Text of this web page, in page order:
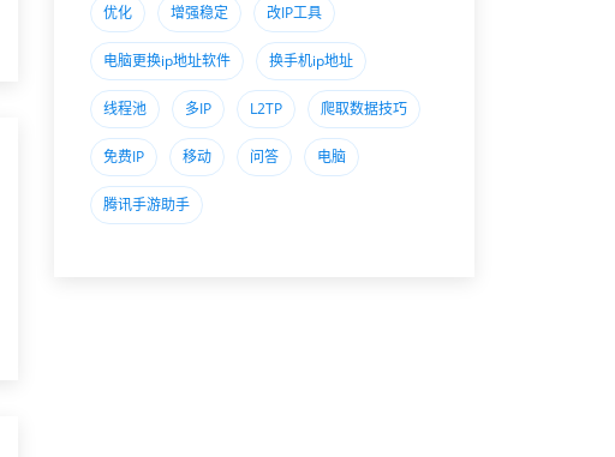
优化 增强稳定 改IP工具
电脑更换ip地址软件 换手机ip地址
线程池 多IP L2TP 爬取数据技巧
免费IP 移动 问答 电脑
腾讯手游助手